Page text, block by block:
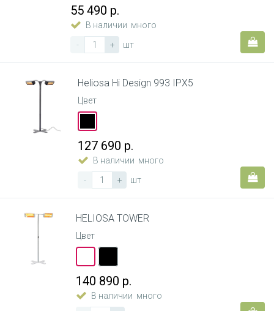
55 490 р.
В наличии много
-
+ шт
Heliosa Hi Design 993 IPX5
Цвет
127 690 р.
В наличии много
-
+ шт
HELIOSA TOWER
Цвет
140 890 р.
В наличии много